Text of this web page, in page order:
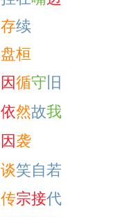
存续
盘桓
因循守 旧
依然故我
因 袭
谈笑自若
传宗接代